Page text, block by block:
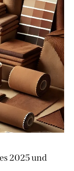
2025 und